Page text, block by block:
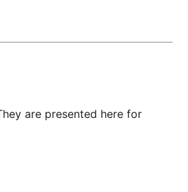
are presented here for